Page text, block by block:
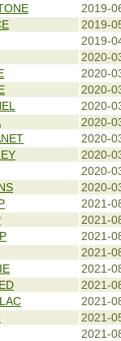
2019-
2019-
2019-
2020-
2020-
2020-
2020-
2020-
2020-
2020-
2020-
2020-
2021-
2021-
2021-
2021-
2021-
2021-
2021-
2021-
2021-